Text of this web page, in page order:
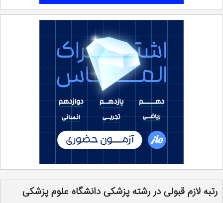
رتبه لازم قبولی در رشته پزشکی دانشگاه علوم پزشکی